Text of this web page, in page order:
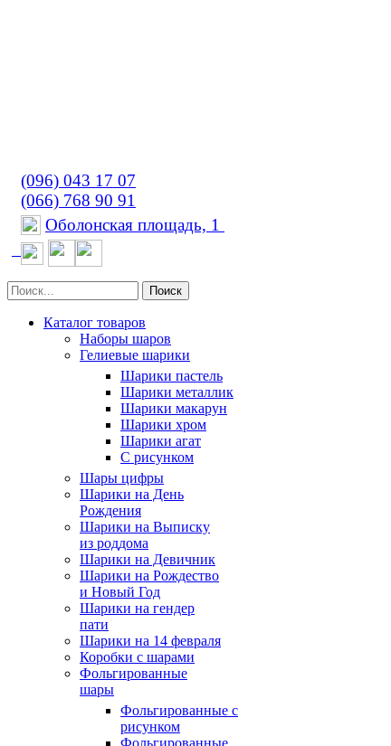
(096) 043 17 07
(066) 768 90 91
Оболонская площадь, 1
Поиск
Каталог товаров
Наборы шаров
Гелиевые шарики
Шарики пастель
Шарики металлик
Шарики макарун
Шарики хром
Шарики агат
С рисунком
Шары цифры
Шарики на День
Рождения
Шарики на Выписку
из роддома
Шарики на Девичник
Шарики на Рождество
и Новый Год
Шарики на гендер
пати
Шарики на 14 февраля
Коробки с шарами
Фольгированные
шары
Фольгированные с
рисунком
Фольгированные